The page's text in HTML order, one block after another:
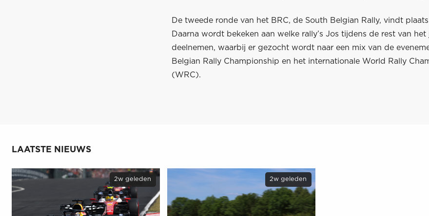
De tweede ronde van het BRC, de South Belgian Rally, vindt
Daarna wordt bekeken aan welke rally’s Jos tijdens de rest van het
deelnemen, waarbij er gezocht wordt naar een mix van de
Belgian Rally Championship en het internationale World Rally
(WRC).
LAATSTE NIEUWS
2w geleden 2w geleden